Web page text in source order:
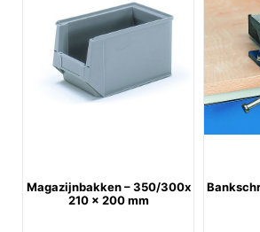
Magazijnbakken – 350/300x
210 x 200 mm